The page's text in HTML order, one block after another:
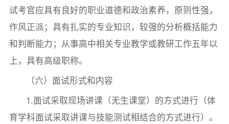
试考官应具有良好的职业道德和政治素养，原则性强，
作风正派；具有扎实的专业知识，较强的分析概括能力
和判断能力；从事高中相关专业教学或教研工作五年以
上，具有高级职称。
（六）面试形式和内容
1.面试采取现场讲课（无生课堂）的方式进行（体
育学科面试采取讲课与技能测试相结合的方式进行）。